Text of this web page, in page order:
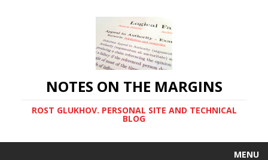
NOTES ON THE MARGINS
ROST GLUKHOV. PERSONAL SITE AND TECHNICAL
BLOG
MENU